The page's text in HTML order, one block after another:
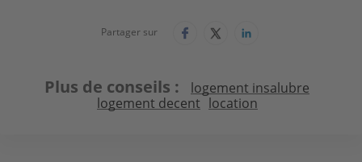
Partager sur
Plus de conseils
logement insalubre
logement decent location